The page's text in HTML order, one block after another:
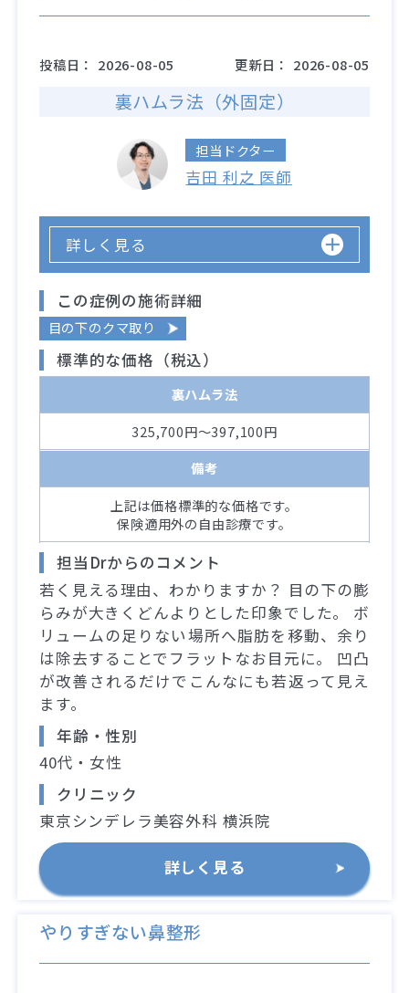
投稿日： 2026-08-05 更新日： 2026-08-05
裏ハムラ法（外固定）
担当ドクター
吉田 利之 医師
詳しく見る
この症例の施術詳細
目の下のクマ取り
標準的な価格（税込）
裏ハムラ法
325,700円～397,100円
備考
上記は価格標準的な価格です。
保険適用外の自由診療です。
担当Drからのコメント
若く見える理由、わかりますか？ 目の下の膨
らみが大きくどんよりとした印象でした。 ボ
リュームの足りない場所へ脂肪を移動、余り
は除去することでフラットなお目元に。 凹凸
が改善されるだけでこんなにも若返って見え
ます。
年齢・性別
40代・女性
クリニック
東京シンデレラ美容外科 横浜院
詳しく見る
やりすぎない鼻整形